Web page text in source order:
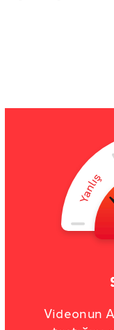
Videonun